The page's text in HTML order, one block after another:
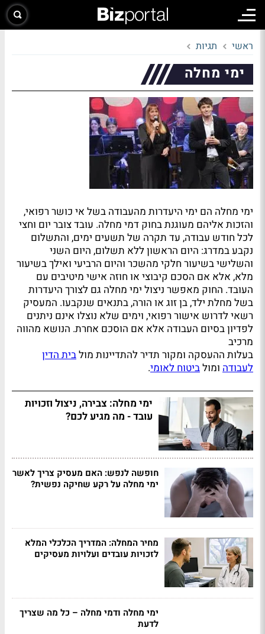
ראשי תגיות
ימי מחלה
ימי מחלה הם ימי היעדרות מהעבודה בשל אי כושר רפואי,
והזכות אליהם מעוגנת בחוק דמי מחלה. עובד צובר יום וחצי
לכל חודש עבודה, עד תקרה של תשעים ימים, והתשלום
נקבע במדרג: היום הראשון ללא תשלום, היום השני
והשלישי בשיעור חלקי מהשכר והיום הרביעי ואילך בשיעור
מלא, אלא אם הסכם קיבוצי או חוזה אישי מיטיבים עם
העובד. החוק מאפשר ניצול ימי מחלה גם לצורך היעדרות
בשל מחלת ילד, בן זוג או הורה, בתנאים שנקבעו. המעסיק
רשאי לדרוש אישור רפואי, וימים שלא נוצלו אינם ניתנים
לפדיון בסיום העבודה אלא אם הוסכם אחרת. הנושא מהווה
מרכיב
בעלות ההעסקה ומקור תדיר להתדיינות מולבית הדין
לעבודה ומולביטוח לאומי.
ימי מחלה: צבירה, ניצול וזכויות
עובד - מה מגיע לכם?
חופשה לנפש: האם מעסיק צריך לאשר
ימי מחלה על רקע שחיקה נפשית?
מחיר המחלה: המדריך הכלכלי המלא
לזכויות עובדים ועלויות מעסיקים
ימי מחלה ודמי מחלה – כל מה שצריך
לדעת